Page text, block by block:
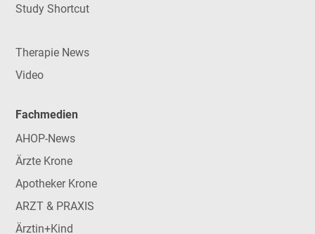
Study Shortcut
Therapie News
Video
Fachmedien
AHOP-News
Ärzte Krone
Apotheker Krone
ARZT & PRAXIS
Ärztin+Kind